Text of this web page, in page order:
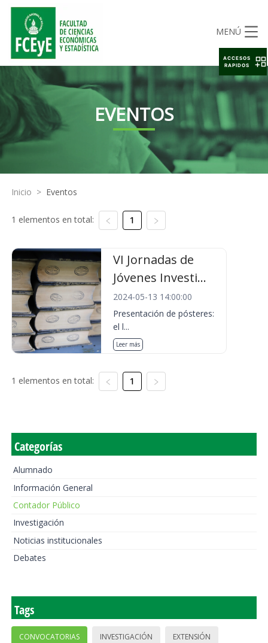
MENÚ
EVENTOS
Inicio > Eventos
1 elementos en total: 1
VI Jornadas de
Jóvenes Investi...
2024-05-13 14:00:00
Presentación de pósteres:
el l...
Leer más
1 elementos en total: 1
Categorías
Alumnado
Información General
Contador Público
Investigación
Noticias institucionales
Debates
Tags
CONVOCATORIAS INVESTIGACIÓN EXTENSIÓN
ACCESOS
RAPIDOS